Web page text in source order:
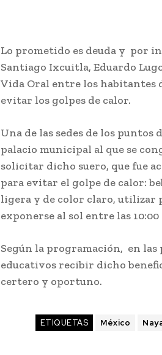
Lo prometido es deuda y por
Santiago Ixcuitla, Eduardo
Vida Oral entre los habitantes
evitar los golpes de calor.
Una de las sedes de los
palacio municipal al que se
solicitar dicho suero, que fue
para evitar el golpe de calor:
ligera y de color claro, utilizar
exponerse al sol entre las 10:00
Según la programación, en
educativos recibir dicho
certero y oportuno.
ETIQUETAS México